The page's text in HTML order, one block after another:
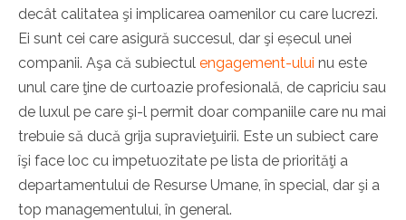
decât calitatea şi implicarea oamenilor cu care lucrezi.
Ei sunt cei care asigură succesul, dar şi eșecul unei
companii. Aşa că subiectul engagement-ului nu este
unul care ţine de curtoazie profesională, de capriciu sau
de luxul pe care şi-l permit doar companiile care nu mai
trebuie să ducă grija supravieţuirii. Este un subiect care
îşi face loc cu impetuozitate pe lista de priorităţi a
departamentului de Resurse Umane, în special, dar şi a
top managementului, în general.